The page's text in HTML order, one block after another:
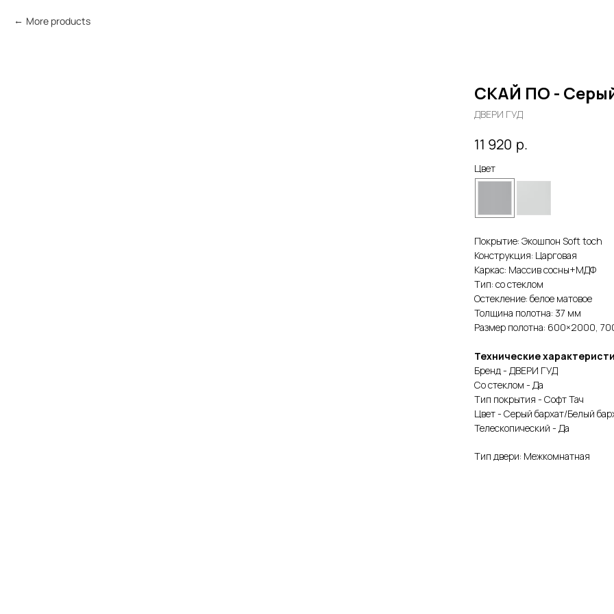
More products
СКАЙ ПО -
ДВЕРИ ГУД
11 920 р.
Цвет
Покрытие: Экошпон Soft toch
Конструкция: Царговая
Каркас: Массив сосны+МДФ
Тип: со стеклом
Остекление: белое матовое
Толщина полотна: 37 мм
Размер полотна: 600×2000,
Технические
Бренд - ДВЕРИ ГУД
Со стеклом - Да
Тип покрытия - Софт Тач
Цвет - Серый бархат/Белый
Телескопический - Да
Тип двери: Межкомнатная